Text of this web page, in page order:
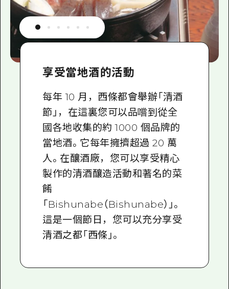
享受當地酒的活動
每年 10 月，西條都會舉辦「清酒
節」，在這裏您可以品嚐到從全
國各地收集的約 1000 個品牌的
當地酒。它每年擁擠超過 20 萬
人。在釀酒廠，您可以享受精心
製作的清酒釀造活動和著名的菜
餚
「Bishunabe（Bishunabe）」。
這是一個節日，您可以充分享受
清酒之都「西條」。